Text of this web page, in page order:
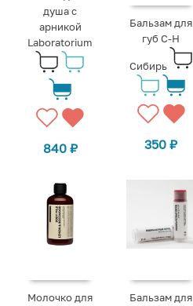
душа с
арникой
Laboratorium
840 ₽
Бальзам для
губ C-H
Сибирь
350₽
Молочко для
Бальзам для